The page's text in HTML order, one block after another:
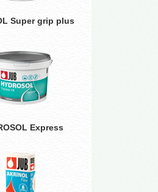
Super grip plus
Express